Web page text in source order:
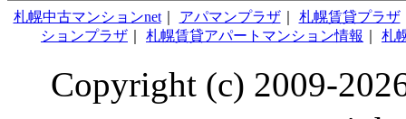
札幌中古マンションnet｜ アパマンプラザ｜ 札幌賃貸プラザ
ションプラザ
札幌賃貸アパートマンション情報 札
Copyright (c) 2009-